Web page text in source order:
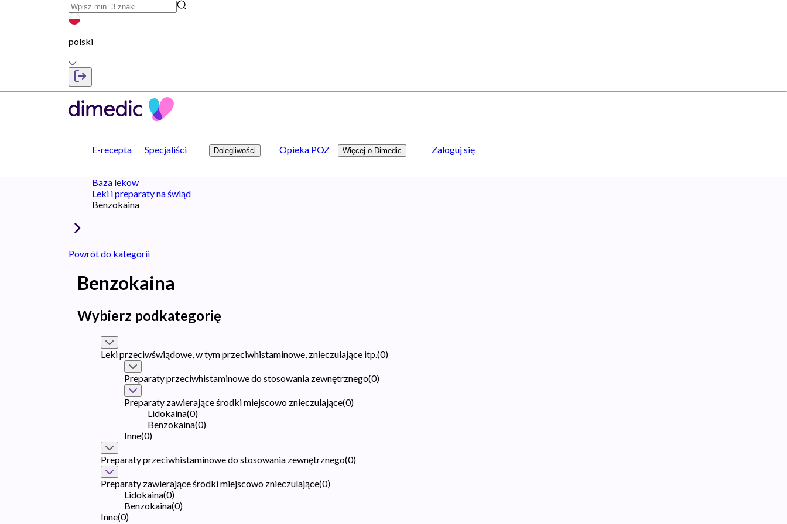
polski
E-recepta Specjaliści Dolegliwości Opieka POZ Więcej o Dimedic Zaloguj się
Baza lekow
Leki i preparaty na świąd
Benzokaina
Powrót do kategorii
Benzokaina
Wybierz podkategorię
Leki przeciwświądowe, w tym przeciwhistaminowe, znieczulające itp.(0)
Preparaty przeciwhistaminowe do stosowania zewnętrznego(0)
Preparaty zawierające środki miejscowo znieczulające(0)
Lidokaina(0)
Benzokaina(0)
Inne(0)
Preparaty przeciwhistaminowe do stosowania zewnętrznego(0)
Preparaty zawierające środki miejscowo znieczulające(0)
Lidokaina(0)
Benzokaina(0)
Inne(0)